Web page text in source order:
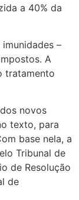
a 40% da
–
A
tratamento
novos
texto, para
base nela, a
Tribunal de
de Resolução
de